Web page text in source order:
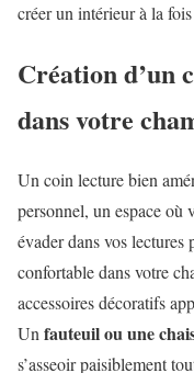
créer un intérieur à la
Création d’un
dans votre
Un coin lecture bien
personnel, un espace où
évader dans vos
confortable dans votre
accessoires décoratifs
Un fauteuil ou une
s’asseoir paisiblement